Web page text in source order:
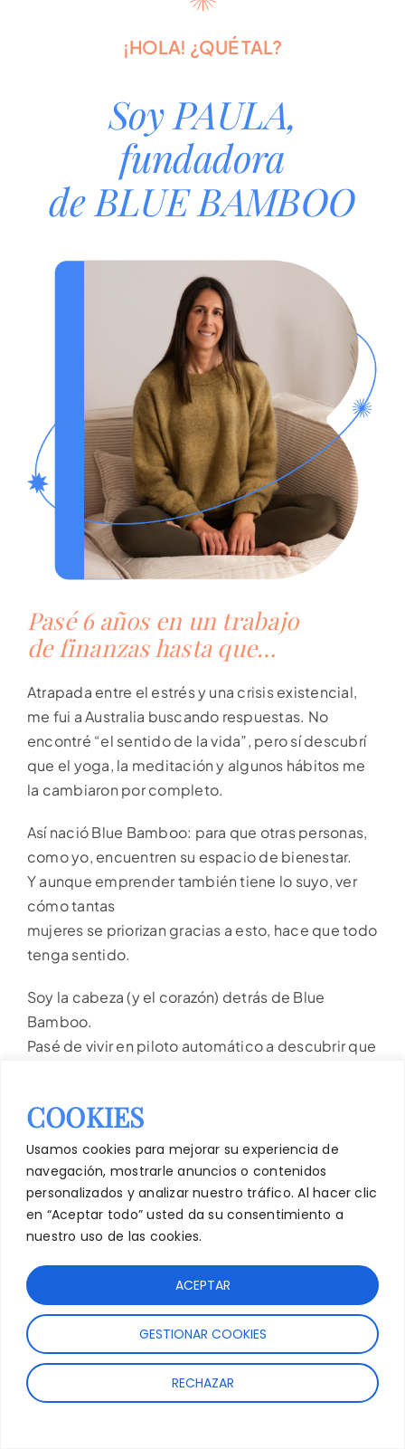
COOKIES
Usamos cookies para mejorar su experiencia de
navegación, mostrarle anuncios o contenidos
personalizados y analizar nuestro tráfico. Al hacer clic
en “Aceptar todo” usted da su consentimiento a
nuestro uso de las cookies.
GESTIONAR COOKIES
RECHAZAR
ACEPTAR
¡HOLA! ¿QUÉ TAL?
Soy PAULA,
fundadora
de BLUE BAMBOO
Pasé 6 años en un trabajo
de finanzas hasta que…
Atrapada entre el estrés y una crisis existencial,
me fui a Australia buscando respuestas. No
encontré “el sentido de la vida”, pero sí descubrí
que el yoga, la meditación y algunos hábitos me
la cambiaron por completo.
Así nació Blue Bamboo: para que otras personas,
como yo, encuentren su espacio de bienestar.
Y aunque emprender también tiene lo suyo, ver
cómo tantas
mujeres se priorizan gracias a esto, hace que todo
tenga sentido.
Soy la cabeza (y el corazón) detrás de Blue
Bamboo.
Pasé de vivir en piloto automático a descubrir que
Ahora quiero que lo descubras tú también, sin
complicaciones ni postureo.
Ya he acompañado a miles de mujeres a
reconectar consigo mismas.¿Te unes?